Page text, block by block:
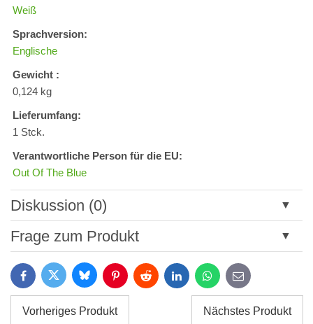
Weiß
Sprachversion:
Englische
Gewicht :
0,124 kg
Lieferumfang:
1 Stck.
Verantwortliche Person für die EU:
Out Of The Blue
Diskussion (0)
Neuer Kommentar
Titel:
Name:*
Frage zum Produkt
*
FacebookTwitter BlueskyPinterestReddit LinkedInWhatsApp
E-
mail
Vorheriges Produkt Nächstes Produkt